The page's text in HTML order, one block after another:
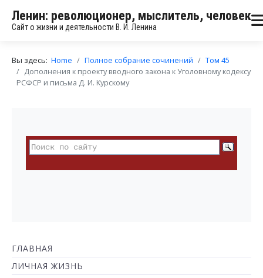
Ленин: революционер, мыслитель, человек
Сайт о жизни и деятельности В. И. Ленина
Вы здесь: Home Полное собрание сочинений
Том 45
Дополнения к проекту вводного закона к Уголовному кодексу
РСФСР и письма Д. И. Курскому
ГЛАВНАЯ
ЛИЧНАЯ ЖИЗНЬ